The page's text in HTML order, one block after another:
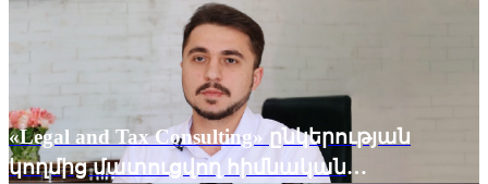
վարույթներով վստահորդների շահերի
պաշտպանությունը
«Legal and Tax Consulting» ընկերության
կողմից մատուցվող հիմնական